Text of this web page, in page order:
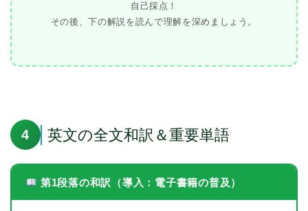
自己採点！
その後、下の解説を読んで理解を深めましょう。
4 英文の全文和訳＆重要単語
第1段落の和訳（導入：電子書籍の普及）